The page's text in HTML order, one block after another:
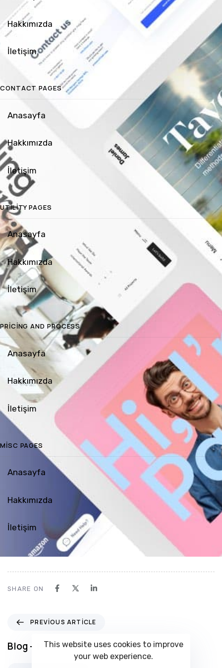
Hakkımızda
İletişim
CONTACT PAGES
Anasayfa
Hakkımızda
İletişim
UTILITY PAGES
Anasayfa
Hakkımızda
İletişim
PRICING AND PROCESS
Anasayfa
Hakkımızda
İletişim
MISC PAGES
Anasayfa
Hakkımızda
İletişim
SHARE ON
e
v
PREVIOUS ARTICLE
Blog – NewThis website uses cookies to improve
your web experience.